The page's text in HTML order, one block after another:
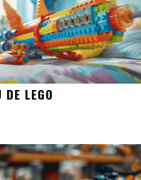
DE LEGO